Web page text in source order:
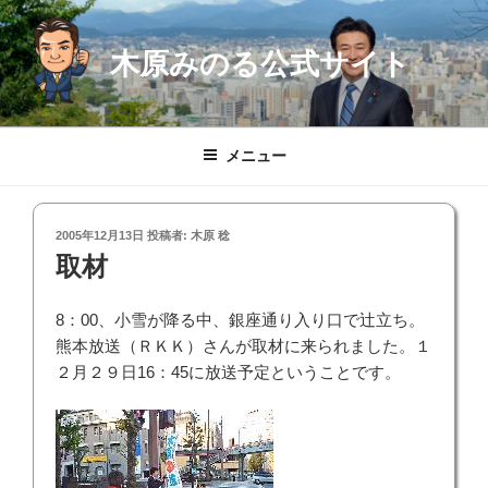
コ
ン
テ
ン
ツ
木原みのる公式サイト
メニュー
投
稿
日:
2005年12月13日 投稿者: 木原 稔
取材
8：00、小雪が降る中、銀座通り入り口で辻立ち。
熊本放送（ＲＫＫ）さんが取材に来られました。１
２月２９日16：45に放送予定ということです。